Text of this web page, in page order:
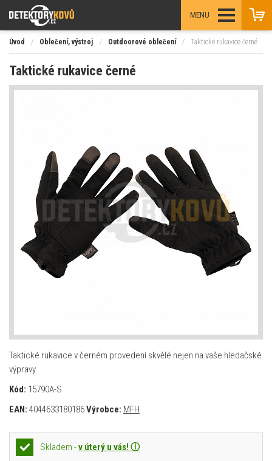
MENU
Úvod / Oblečení, výstroj / Outdoorové oblečení / Taktické rukavice černé
Taktické rukavice černé
Taktické rukavice v černém provedení skvělé nejen na vaše hledačské
výpravy.
Kód: 15790A-S
EAN: 4044633180186Výrobce: MFH
Skladem -v úterý u vás! ⓘ